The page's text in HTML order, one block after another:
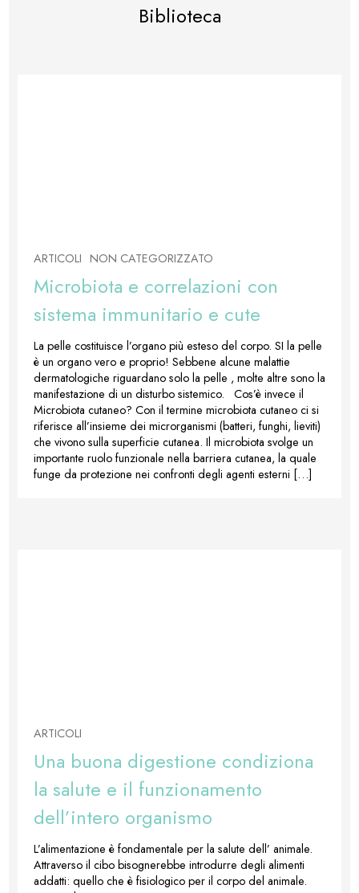
Biblioteca
ARTICOLI NON CATEGORIZZATO
Microbiota e correlazioni con
sistema immunitario e cute
La pelle costituisce l’organo più esteso del corpo. SI la pelle
è un organo vero e proprio! Sebbene alcune malattie
dermatologiche riguardano solo la pelle , molte altre sono la
manifestazione di un disturbo sistemico. Cos’è invece il
Microbiota cutaneo? Con il termine microbiota cutaneo ci si
riferisce all’insieme dei microrganismi (batteri, funghi, lieviti)
che vivono sulla superficie cutanea. Il microbiota svolge un
importante ruolo funzionale nella barriera cutanea, la quale
funge da protezione nei confronti degli agenti esterni […]
ARTICOLI
Una buona digestione condiziona
la salute e il funzionamento
dell’intero organismo
L’alimentazione è fondamentale per la salute dell’ animale.
Attraverso il cibo bisognerebbe introdurre degli alimenti
addatti: quello che è fisiologico per il corpo del animale.